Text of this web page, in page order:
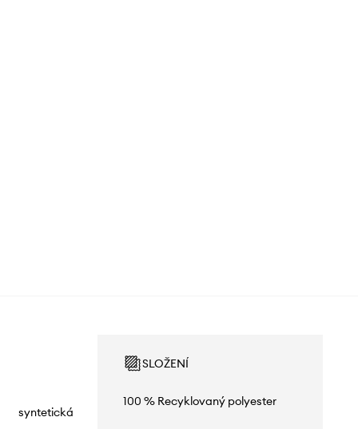
syntetická
SLOŽENÍ
100 % Recyklovaný polyester